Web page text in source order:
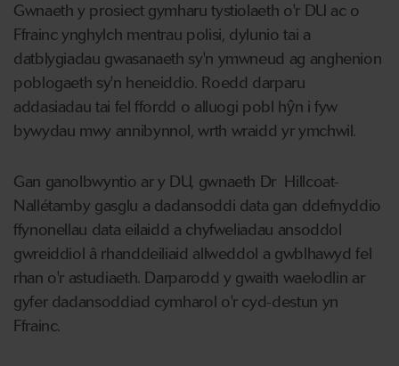
Gwnaeth y prosiect gymharu tystiolaeth o'r DU ac o
Ffrainc ynghylch mentrau polisi, dylunio tai a
datblygiadau gwasanaeth sy'n ymwneud ag anghenion
poblogaeth sy'n heneiddio. Roedd darparu
addasiadau tai fel ffordd o alluogi pobl hŷn i fyw
bywydau mwy annibynnol, wrth wraidd yr ymchwil.
Gan ganolbwyntio ar y DU, gwnaeth Dr Hillcoat-
Nallétamby gasglu a dadansoddi data gan ddefnyddio
ffynonellau data eilaidd a chyfweliadau ansoddol
gwreiddiol â rhanddeiliaid allweddol a gwblhawyd fel
rhan o'r astudiaeth. Darparodd y gwaith waelodlin ar
gyfer dadansoddiad cymharol o'r cyd-destun yn
Ffrainc.